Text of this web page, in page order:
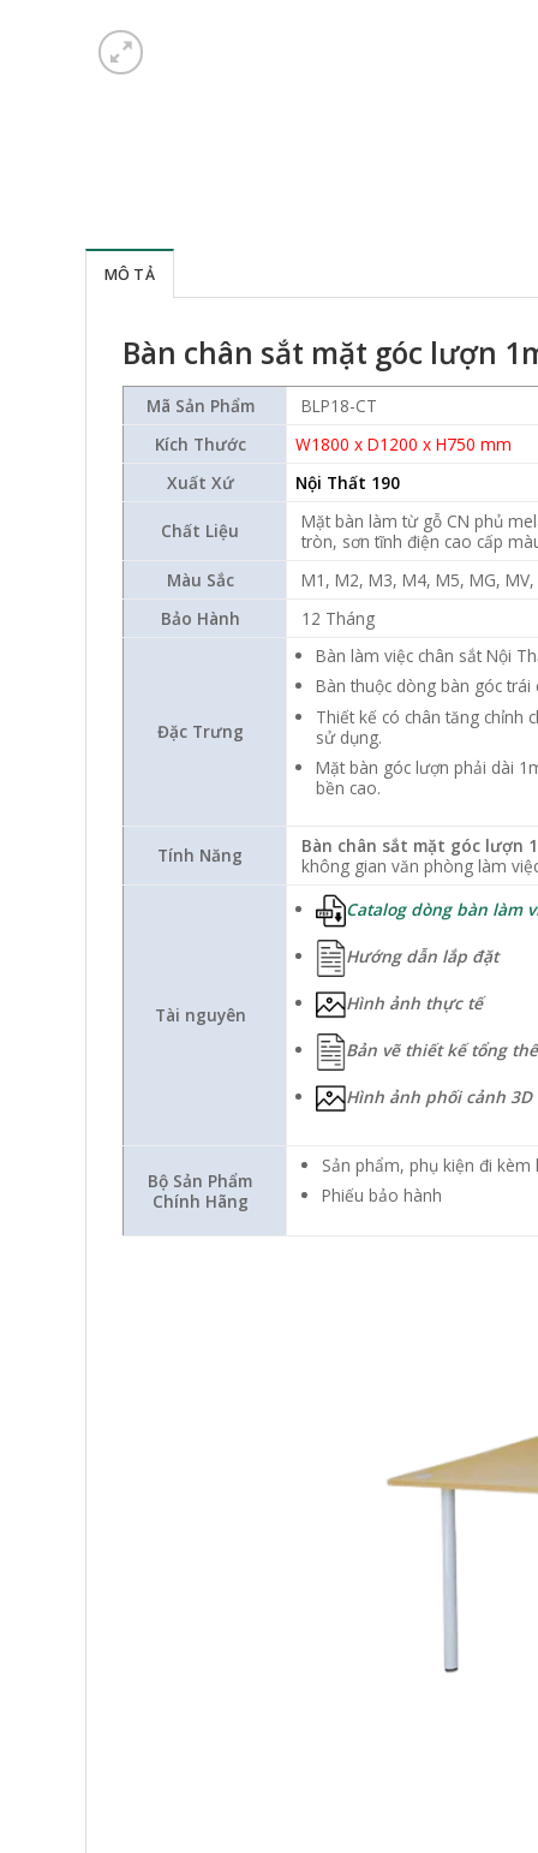
MÔ TẢ
Bàn chân sắt mặt góc lượn
Mã Sản Phẩm
BLP18-CT
Kích Thước
W1800 x D1200 x H750 mm
Xuất Xứ
Nội Thất 190
Chất Liệu
Mặt bàn làm từ gỗ CN phủ
tròn, sơn tĩnh điện cao cấp
Màu Sắc
M1, M2, M3, M4, M5, MG,
Bảo Hành
12 Tháng
Đặc Trưng
Bàn làm việc chân sắt Nội
Bàn thuộc dòng bàn góc trái
Thiết kế có chân tăng chỉnh
sử dụng.
Mặt bàn góc lượn phải dài
bền cao.
Tính Năng Bàn chân sắt mặt góc lượn
không gian văn phòng làm
Tài nguyên
Catalog dòng bàn làm
Hướng dẫn lắp đặt
Hình ảnh thực tế
Bản vẽ thiết kế tổng thể
Hình ảnh phối cảnh 3D
Bộ Sản Phẩm
Chính Hãng
Sản phẩm, phụ kiện đi
Phiếu bảo hành